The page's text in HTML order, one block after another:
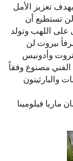
تعزيز الأمل
لن تستطيع أن
على اللهب وتولد
بيروت لن
وأدونيس
مصنوع وفقاً
والبارثينون
فيلومينا